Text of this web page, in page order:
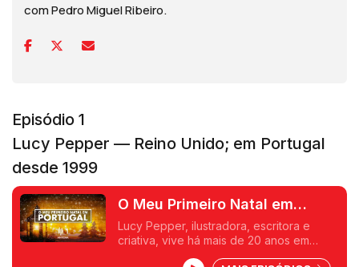
com Pedro Miguel Ribeiro.
Episódio 1
Lucy Pepper — Reino Unido; em Portugal
desde 1999
O Meu Primeiro Natal em
Portugal - Lucy Pepper
Lucy Pepper, ilustradora, escritora e
criativa, vive há mais de 20 anos em